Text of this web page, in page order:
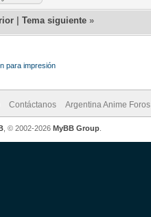
Tema siguiente »
para impresión
Contáctanos Argentina Anime Foros
, © 2002-2026 MyBB Group